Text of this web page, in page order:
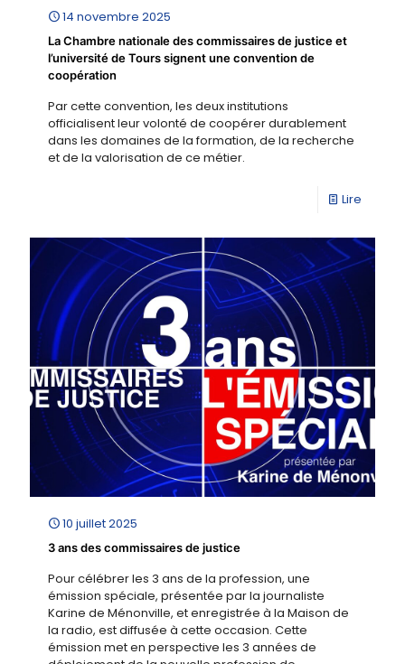
14 novembre 2025
La Chambre nationale des commissaires de justice et
l’université de Tours signent une convention de
coopération
Par cette convention, les deux institutions
officialisent leur volonté de coopérer durablement
dans les domaines de la formation, de la recherche
et de la valorisation de ce métier.
Lire
10 juillet 2025
3 ans des commissaires de justice
Pour célébrer les 3 ans de la profession, une
émission spéciale, présentée par la journaliste
Karine de Ménonville, et enregistrée à la Maison de
la radio, est diffusée à cette occasion. Cette
émission met en perspective les 3 années de